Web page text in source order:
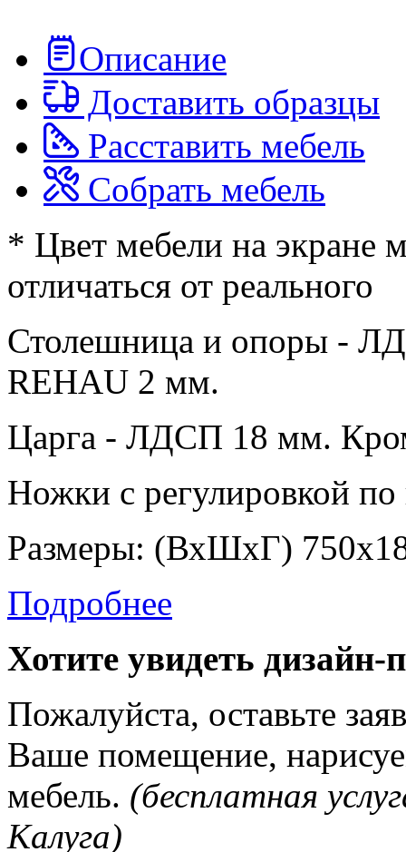
Описание
Доставить образцы
Расставить мебель
Собрать мебель
* Цвет мебели на экране
отличаться от реального
Столешница и опоры -
REHAU 2 мм.
Царга - ЛДСП 18 мм.
Ножки с регулировкой
Размеры: (ВхШхГ)
Подробнее
Хотите увидеть дизайн-
Пожалуйста, оставьте
Ваше помещение,
мебель. (бесплатная
Калуга)